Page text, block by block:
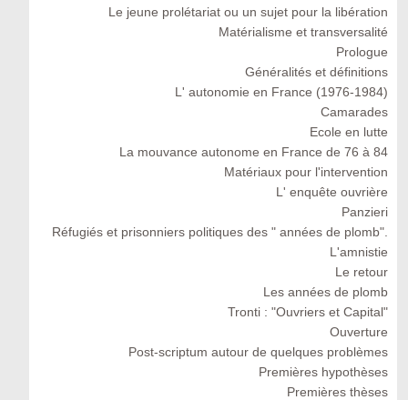
Le jeune prolétariat ou un sujet pour la libération
Matérialisme et transversalité
Prologue
Généralités et définitions
L' autonomie en France (1976-1984)
Camarades
Ecole en lutte
La mouvance autonome en France de 76 à 84
Matériaux pour l'intervention
L' enquête ouvrière
Panzieri
Réfugiés et prisonniers politiques des " années de plomb".
L'amnistie
Le retour
Les années de plomb
Tronti : "Ouvriers et Capital"
Ouverture
Post-scriptum autour de quelques problèmes
Premières hypothèses
Premières thèses